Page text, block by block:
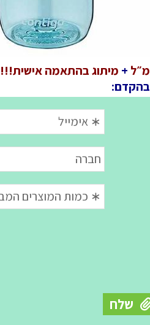
+ מיתוג בהתאמה אישית!!!
בהקדם: